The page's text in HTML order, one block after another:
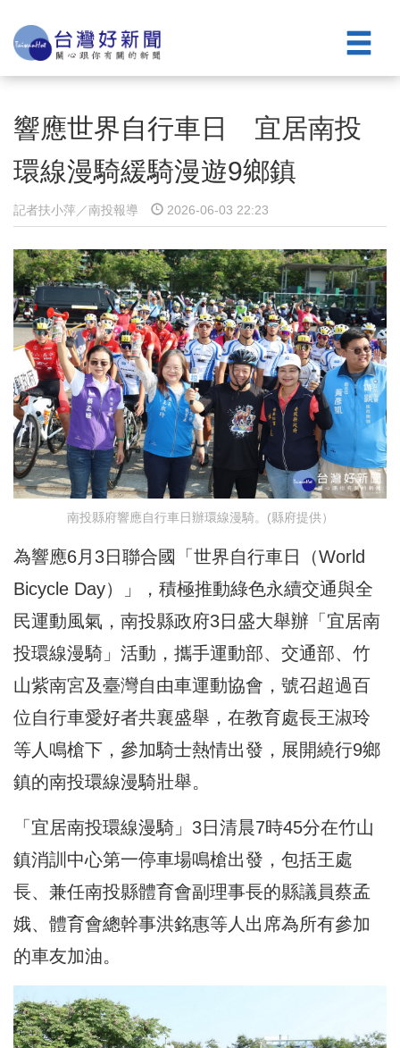
響應世界自行車日 宜居南投
環線漫騎緩騎漫遊9鄉鎮
記者扶小萍／南投報導 2026-06-03 22:23
南投縣府響應自行車日辦環線漫騎。(縣府提供）
為響應6月3日聯合國「世界自行車日（World
Bicycle Day）」，積極推動綠色永續交通與全
民運動風氣，南投縣政府3日盛大舉辦「宜居南
投環線漫騎」活動，攜手運動部、交通部、竹
山紫南宮及臺灣自由車運動協會，號召超過百
位自行車愛好者共襄盛舉，在教育處長王淑玲
等人鳴槍下，參加騎士熱情出發，展開繞行9鄉
鎮的南投環線漫騎壯舉。
「宜居南投環線漫騎」3日清晨7時45分在竹山
鎮消訓中心第一停車場鳴槍出發，包括王處
長、兼任南投縣體育會副理事長的縣議員蔡孟
娥、體育會總幹事洪銘惠等人出席為所有參加
的車友加油。